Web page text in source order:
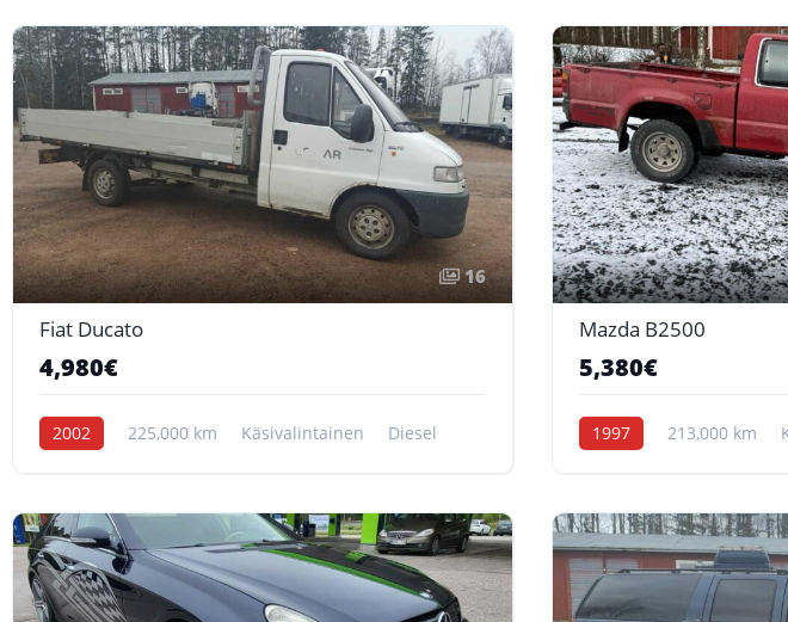
16
Fiat Ducato
4,980€
2002 225,000 km Käsivalintainen Diesel
Mazda B2500
5,380€
1997 213,000 km